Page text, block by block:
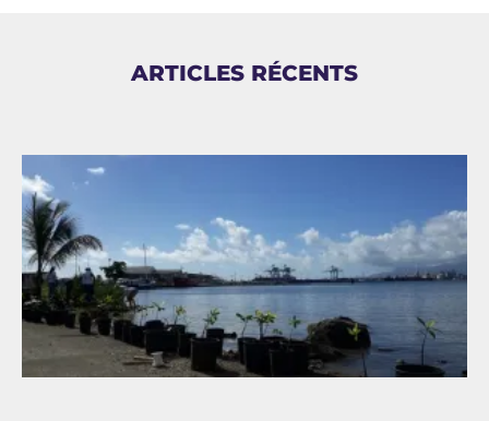
ARTICLES RÉCENTS